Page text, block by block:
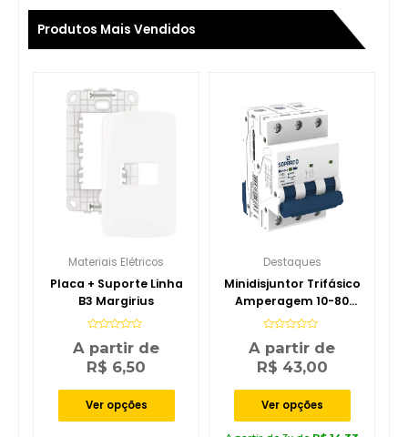
Produtos Mais Vendidos
Materiais Elétricos
Placa + Suporte Linha
B3 Margirius
Avaliação
0
de
5
A partir de
R$ 6,50
Ver opções
Destaques
Minidisjuntor Trifásico
Amperagem 10-80
Soprano
Avaliação
0
de
5
A partir de
R$ 43,00
Ver opções